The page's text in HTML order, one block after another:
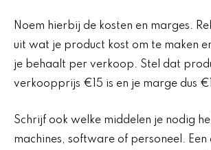
Noem hierbij de kosten en marges.
uit wat je product kost om te maken
je behaalt per verkoop. Stel dat
verkoopprijs €15 is en je marge dus
Schrijf ook welke middelen je nodig
machines, software of personeel. Een